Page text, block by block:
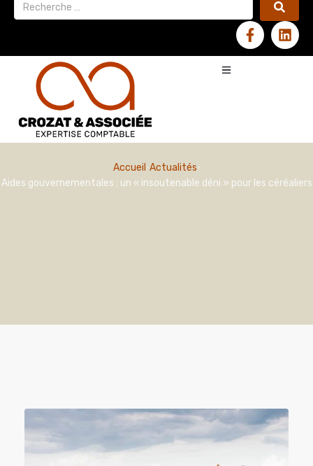
Accueil Actualités
Aides gouvernementales : un « insoutenable déni » pour les céréaliers